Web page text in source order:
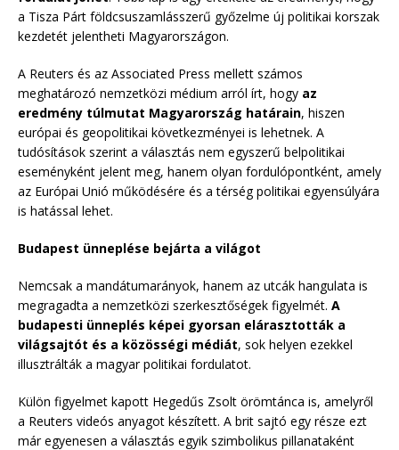
a Tisza Párt földcsuszamlásszerű győzelme új politikai korszak
kezdetét jelentheti Magyarországon.
A Reuters és az Associated Press mellett számos
meghatározó nemzetközi médium arról írt, hogy az
eredmény túlmutat Magyarország határain, hiszen
európai és geopolitikai következményei is lehetnek. A
tudósítások szerint a választás nem egyszerű belpolitikai
eseményként jelent meg, hanem olyan fordulópontként, amely
az Európai Unió működésére és a térség politikai egyensúlyára
is hatással lehet.
Budapest ünneplése bejárta a világot
Nemcsak a mandátumarányok, hanem az utcák hangulata is
megragadta a nemzetközi szerkesztőségek figyelmét. A
budapesti ünneplés képei gyorsan elárasztották a
világsajtót és a közösségi médiát, sok helyen ezekkel
illusztrálták a magyar politikai fordulatot.
Külön figyelmet kapott Hegedűs Zsolt örömtánca is, amelyről
a Reuters videós anyagot készített. A brit sajtó egy része ezt
már egyenesen a választás egyik szimbolikus pillanataként